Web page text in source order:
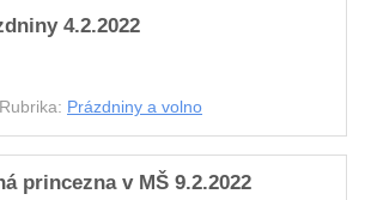
4.2.2022
Rubrika: Prázdniny a volno
princezna v MŠ 9.2.2022